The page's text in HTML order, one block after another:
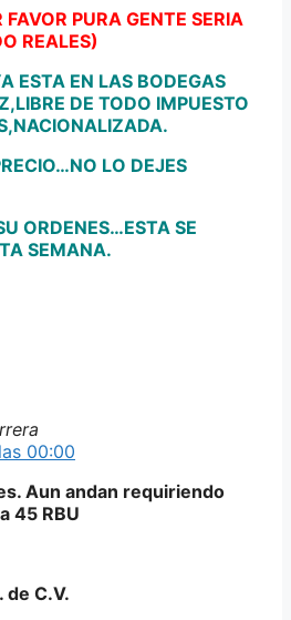
FAVOR PURA GENTE SERIA
REALES)
ESTA EN LAS BODEGAS
DE TODO IMPUESTO
LO DEJES
ORDENES…ESTA SE
SEMANA.
00:00
Aun andan requiriendo
45 RBU
de C.V.